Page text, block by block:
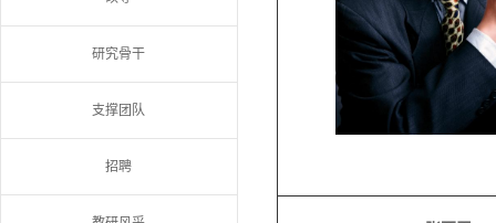
研究骨干
支撑团队
招聘